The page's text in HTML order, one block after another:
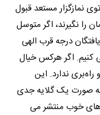
نمازگزار مستعد قبول
را نگیرند، اگر متوسل
درجه قرب الهی
کنیم. اگر هرکس خیال
ندارد. این
صورت یک گلایه جدی
خوب منتشر می